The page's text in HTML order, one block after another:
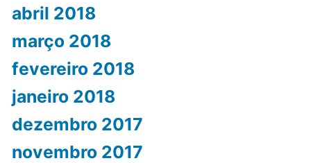
abril 2018
março 2018
fevereiro 2018
janeiro 2018
dezembro 2017
novembro 2017